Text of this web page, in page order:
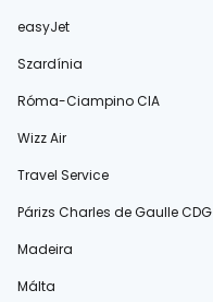
easyJet
Szardínia
Róma-Ciampino CIA
Wizz Air
Travel Service
Párizs Charles de Gaulle CDG
Madeira
Málta